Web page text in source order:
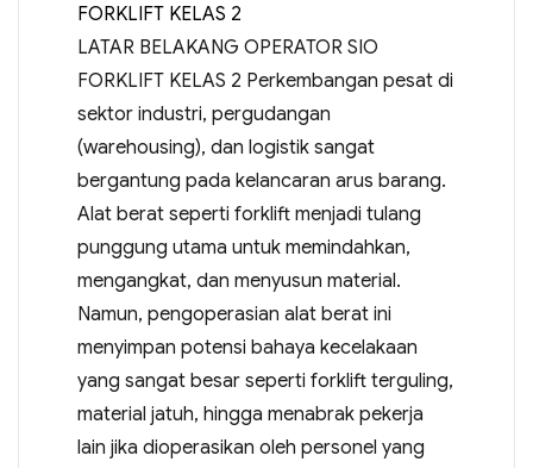
FORKLIFT KELAS 2
LATAR BELAKANG OPERATOR SIO
FORKLIFT KELAS 2 Perkembangan pesat di
sektor industri, pergudangan
(warehousing), dan logistik sangat
bergantung pada kelancaran arus barang.
Alat berat seperti forklift menjadi tulang
punggung utama untuk memindahkan,
mengangkat, dan menyusun material.
Namun, pengoperasian alat berat ini
menyimpan potensi bahaya kecelakaan
yang sangat besar seperti forklift terguling,
material jatuh, hingga menabrak pekerja
lain jika dioperasikan oleh personel yang